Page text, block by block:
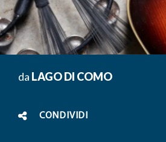
da LAGO DI COMO
CONDIVIDI